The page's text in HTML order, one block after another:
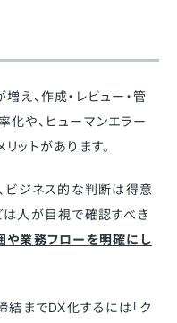
え、作成・レビュー・管
化や、ヒューマンエラー
ットがあります。
ビジネス的な判断は得意
は人が目視で確認すべき
や業務フローを明確にし
結までDX化するには「ク